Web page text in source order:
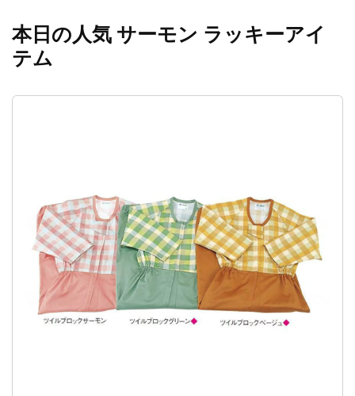
本日の人気 サーモン ラッキーアイ
テム